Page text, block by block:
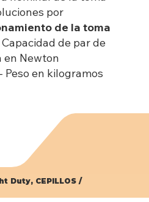
por
de la toma
Capacidad de par de
en Newton
- Peso en kilogramos
Duty, CEPILLOS /